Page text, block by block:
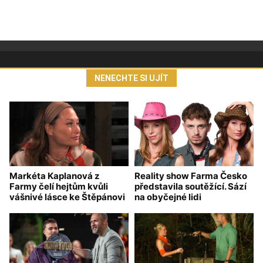
NENECHTE SI UJÍT
Markéta Kaplanová z
Farmy čelí hejtům kvůli
vášnivé lásce ke Štěpánovi
Reality show Farma Česko
představila soutěžící. Sází
na obyčejné lidi